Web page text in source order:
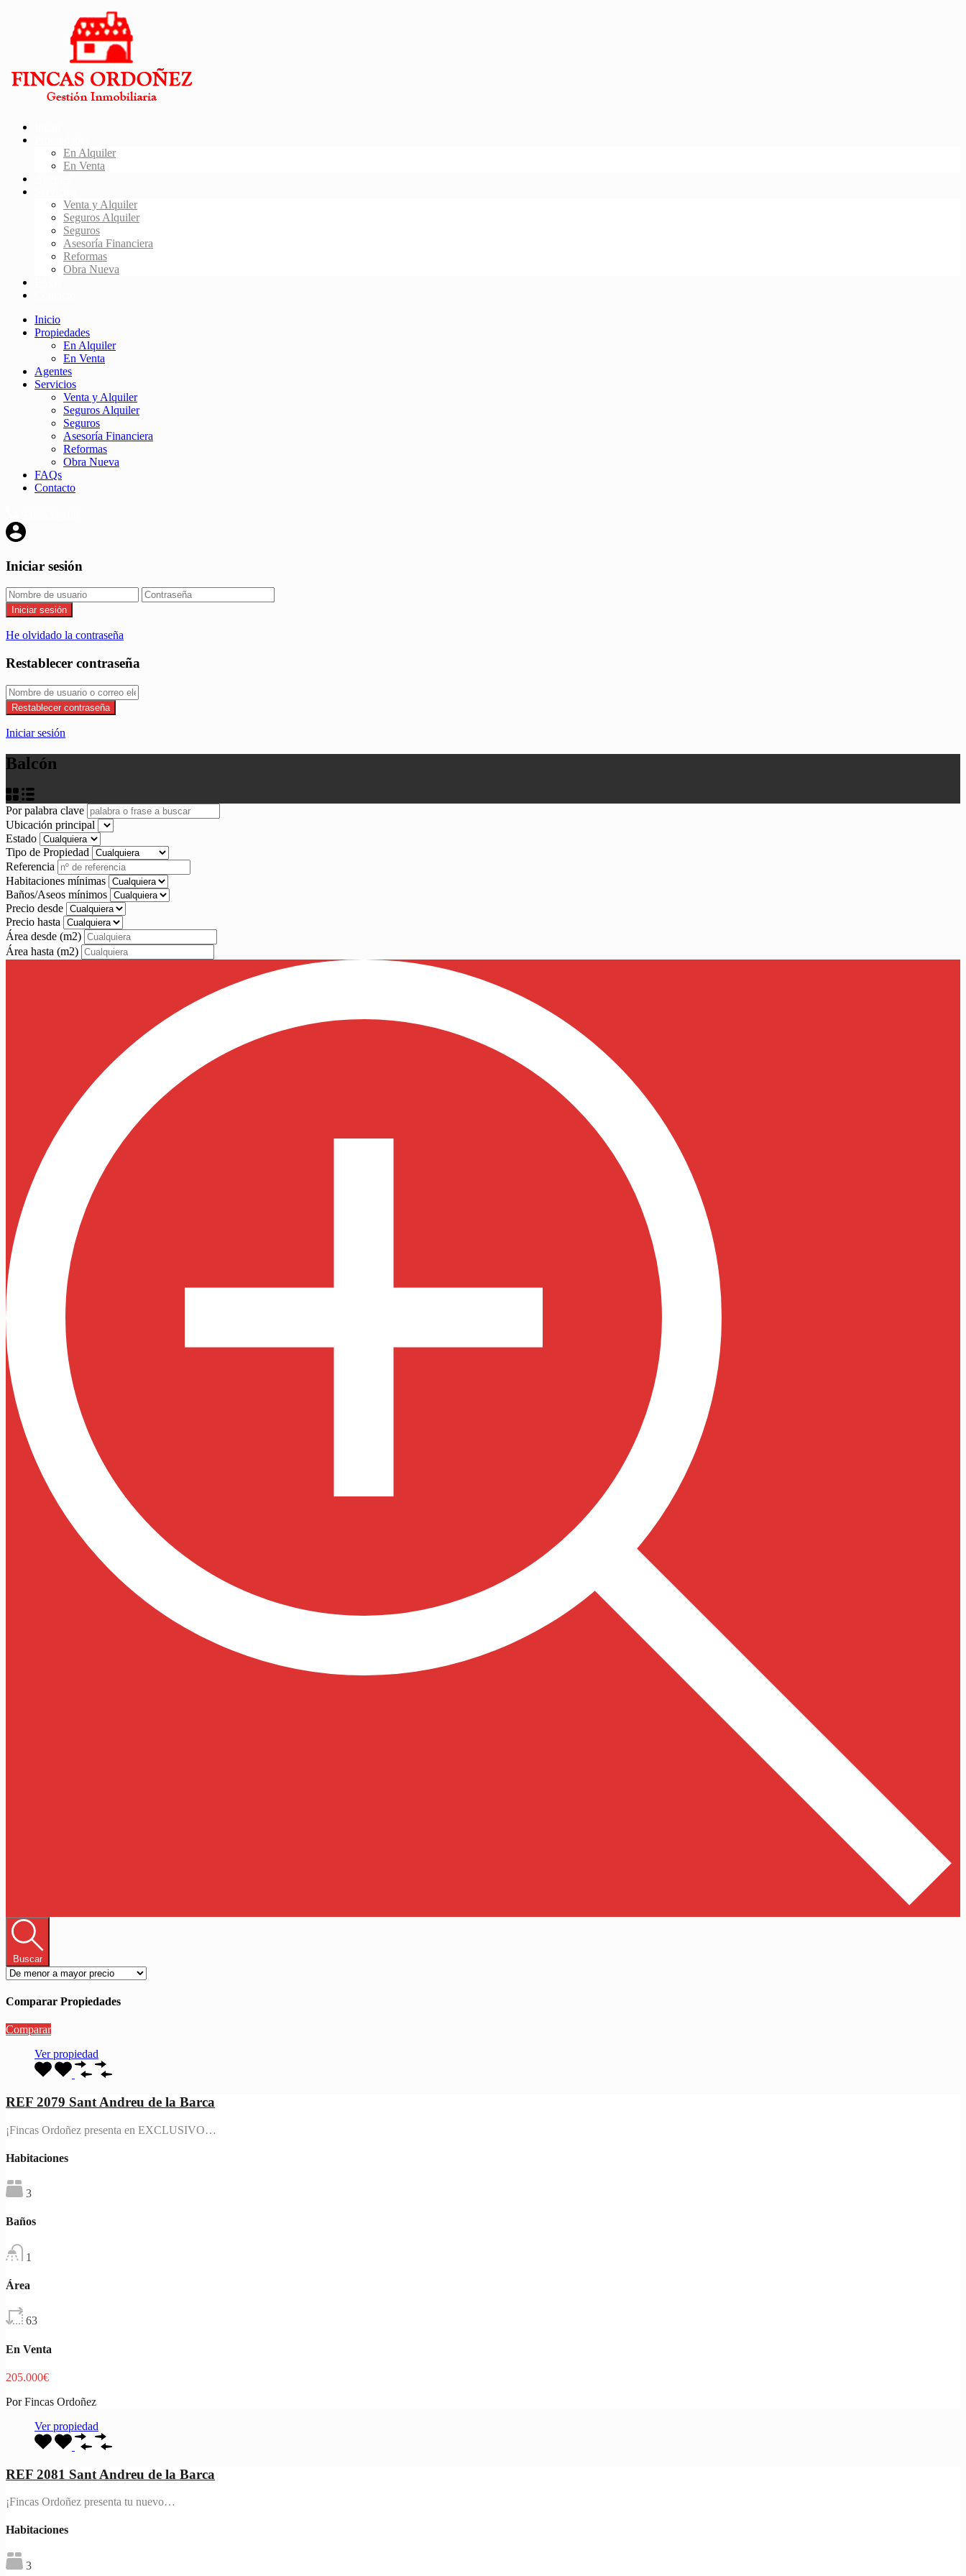
En Alquiler
En Venta
Venta y Alquiler
Seguros Alquiler
Seguros
Asesoría Financiera
Reformas
Obra Nueva
Inicio
Propiedades
En Alquiler
En Venta
Agentes
Servicios
Venta y Alquiler
Seguros Alquiler
Seguros
Asesoría Financiera
Reformas
Obra Nueva
FAQs
Contacto
Iniciar sesión
Iniciar sesión
He olvidado la contraseña
Restablecer contraseña
Restablecer contraseña
Iniciar sesión
Balcón
Por palabra clave
Ubicación principal
Estado
Tipo de Propiedad
Referencia
Habitaciones mínimas
Baños/Aseos mínimos
Precio desde
Precio hasta
Área desde (m2)
Área hasta (m2)
Buscar
Comparar Propiedades
Comparar
Ver propiedad
REF 2079 Sant Andreu de la Barca
¡Fincas Ordoñez presenta en EXCLUSIVO…
Habitaciones
3
Baños
1
Área
63
En Venta
205.000€
PorFincas Ordoñez
Ver propiedad
REF 2081 Sant Andreu de la Barca
¡Fincas Ordoñez presenta tu nuevo…
Habitaciones
3